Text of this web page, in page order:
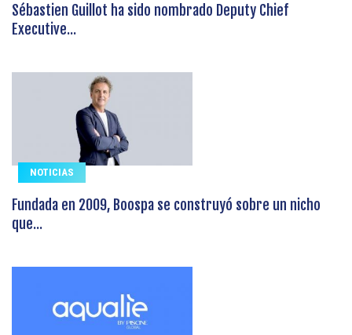
Sébastien Guillot ha sido nombrado Deputy Chief
Executive...
NOTICIAS
Fundada en 2009, Boospa se construyó sobre un nicho
que...